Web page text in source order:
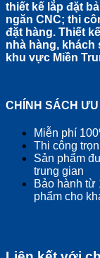
thiết kế lắp đặt
ngăn CNC; thi
đặt hàng. Thiết
nhà hàng, khách
khu vực Miền
CHÍNH SÁCH
Miễn phí
Thi công
Sản phẩm
trung gian
Bảo hành từ
phẩm cho